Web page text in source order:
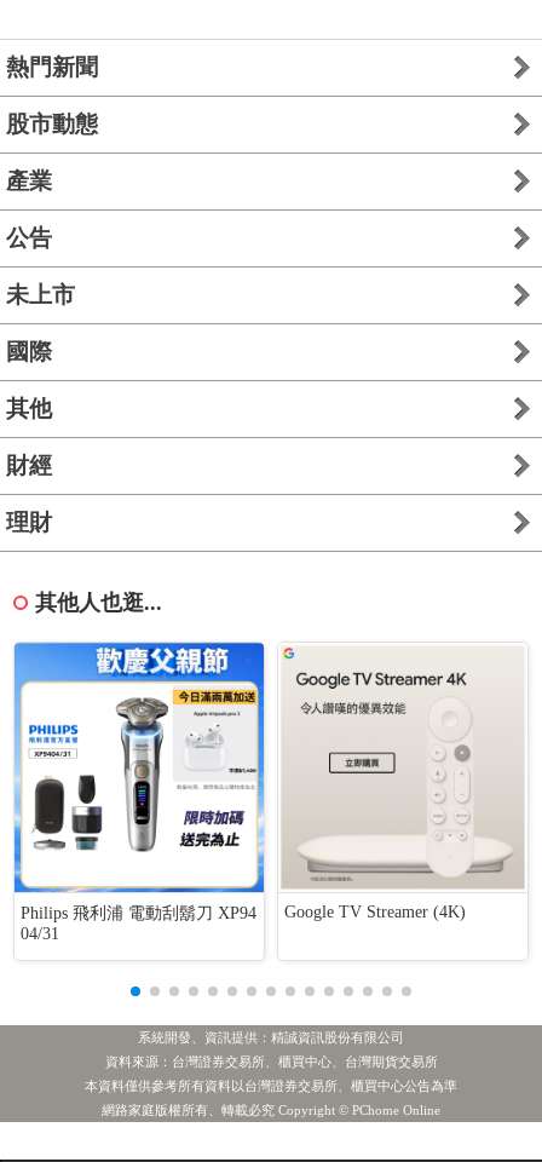
熱門新聞
股市動態
產業
公告
未上市
國際
其他
財經
理財
其他人也逛...
Philips 飛利浦 電動刮鬍刀 XP94
04/31
Google TV Streamer (4K)
系統開發、資訊提供：精誠資訊股份有限公司
資料來源：台灣證券交易所、櫃買中心、台灣期貨交易所
本資料僅供參考所有資料以台灣證券交易所、櫃買中心公告為準
網路家庭版權所有、轉載必究 Copyright © PChome Online